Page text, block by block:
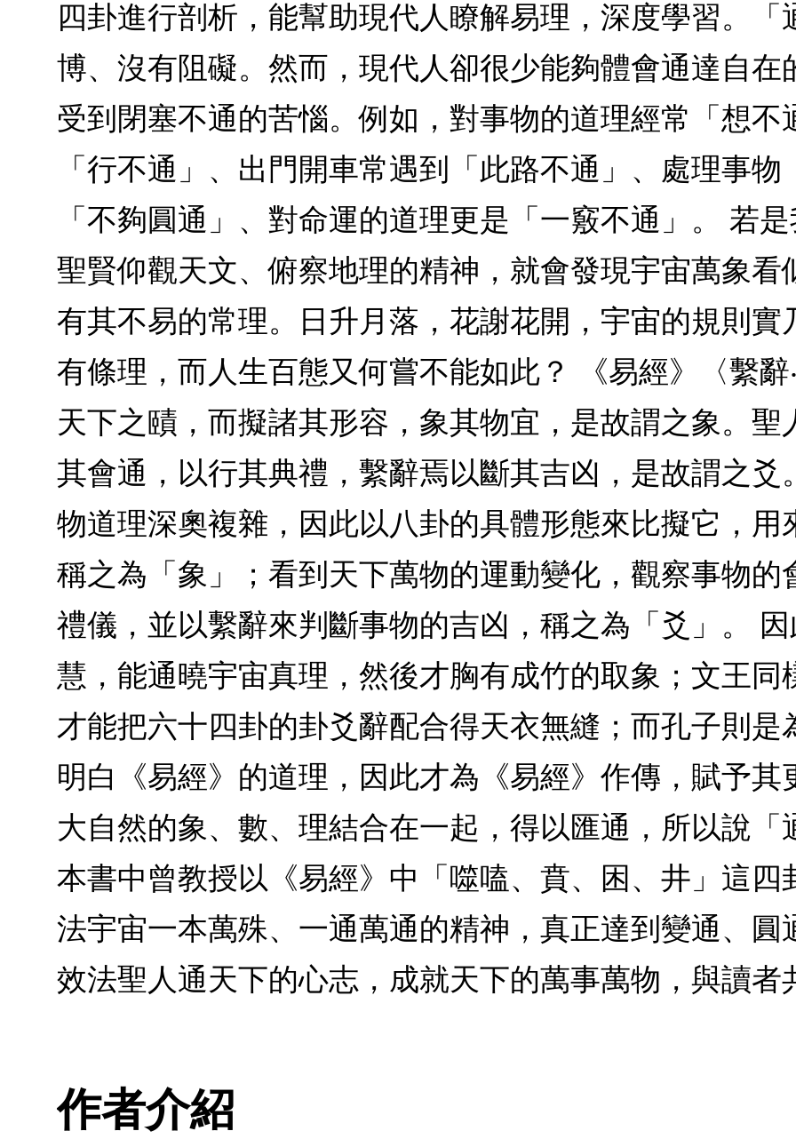
四卦進行剖析，能幫助現代人瞭解易理，深度學習。
博、沒有阻礙。然而，現代人卻很少能夠體會通達自在
受到閉塞不通的苦惱。例如，對事物的道理經常「想不
「行不通」、出門開車常遇到「此路不通」、處理事
「不夠圓通」、對命運的道理更是「一竅不通」。 若
聖賢仰觀天文、俯察地理的精神，就會發現宇宙萬象看
有其不易的常理。日升月落，花謝花開，宇宙的規則實
有條理，而人生百態又何嘗不能如此？ 《易經》〈繫
天下之賾，而擬諸其形容，象其物宜，是故謂之象。
其會通，以行其典禮，繫辭焉以斷其吉凶，是故謂之爻
物道理深奧複雜，因此以八卦的具體形態來比擬它，用
稱之為「象」；看到天下萬物的運動變化，觀察事物的
禮儀，並以繫辭來判斷事物的吉凶，稱之為「爻」。
慧，能通曉宇宙真理，然後才胸有成竹的取象；文王同
才能把六十四卦的卦爻辭配合得天衣無縫；而孔子則
明白《易經》的道理，因此才為《易經》作傳，賦予
大自然的象、數、理結合在一起，得以匯通，所以說
本書中曾教授以《易經》中「噬嗑、賁、困、井」這四
法宇宙一本萬殊、一通萬通的精神，真正達到變通、圓
效法聖人通天下的心志，成就天下的萬事萬物，與讀者
作者介紹